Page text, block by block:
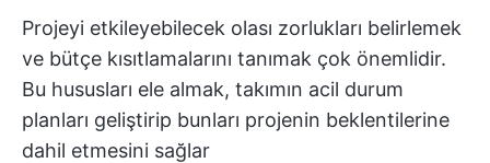
Projeyi etkileyebilecek olası zorlukları belirlemek
ve bütçe kısıtlamalarını tanımak çok önemlidir.
Bu hususları ele almak, takımın acil durum
planları geliştirip bunları projenin beklentilerine
dahil etmesini sağlar